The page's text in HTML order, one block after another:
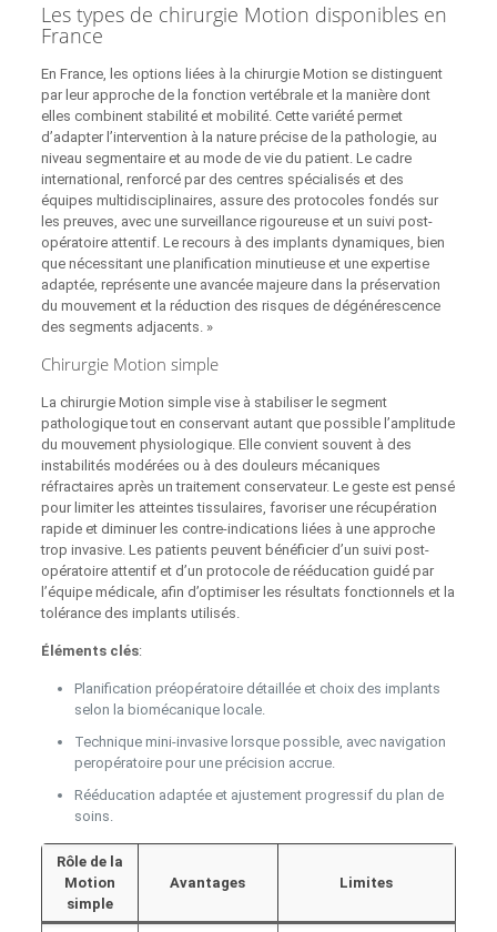
Les types de chirurgie Motion disponibles en
France
En France, les options liées à la chirurgie Motion se distinguent
par leur approche de la fonction vertébrale et la manière dont
elles combinent stabilité et mobilité. Cette variété permet
d’adapter l’intervention à la nature précise de la pathologie, au
niveau segmentaire et au mode de vie du patient. Le cadre
international, renforcé par des centres spécialisés et des
équipes multidisciplinaires, assure des protocoles fondés sur
les preuves, avec une surveillance rigoureuse et un suivi post-
opératoire attentif. Le recours à des implants dynamiques, bien
que nécessitant une planification minutieuse et une expertise
adaptée, représente une avancée majeure dans la préservation
du mouvement et la réduction des risques de dégénérescence
des segments adjacents. »
Chirurgie Motion simple
La chirurgie Motion simple vise à stabiliser le segment
pathologique tout en conservant autant que possible l’amplitude
du mouvement physiologique. Elle convient souvent à des
instabilités modérées ou à des douleurs mécaniques
réfractaires après un traitement conservateur. Le geste est pensé
pour limiter les atteintes tissulaires, favoriser une récupération
rapide et diminuer les contre-indications liées à une approche
trop invasive. Les patients peuvent bénéficier d’un suivi post-
opératoire attentif et d’un protocole de rééducation guidé par
l’équipe médicale, afin d’optimiser les résultats fonctionnels et la
tolérance des implants utilisés.
Éléments clés:
Planification préopératoire détaillée et choix des implants
selon la biomécanique locale.
Technique mini-invasive lorsque possible, avec navigation
peropératoire pour une précision accrue.
Rééducation adaptée et ajustement progressif du plan de
soins.
Rôle de la
Motion
simple
Avantages Limites